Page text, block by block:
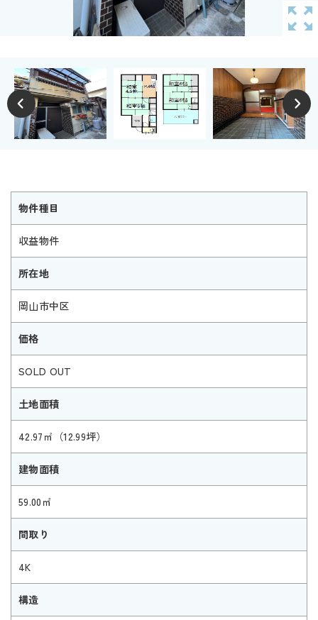
物件種目
収益物件
所在地
岡山市中区
価格
SOLD OUT
土地面積
42.97㎡（12.99坪）
建物面積
59.00㎡
間取り
4K
構造